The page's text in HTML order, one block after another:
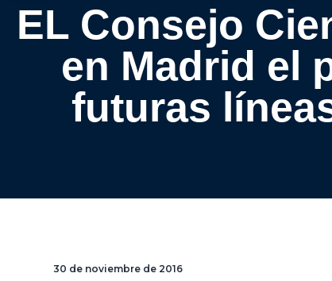
EL Consejo
en Madrid el
futuras
30 de noviembre de 2016